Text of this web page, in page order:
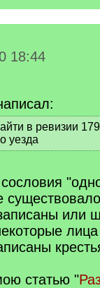
18:44
в ревизии
уезда
или
статью "